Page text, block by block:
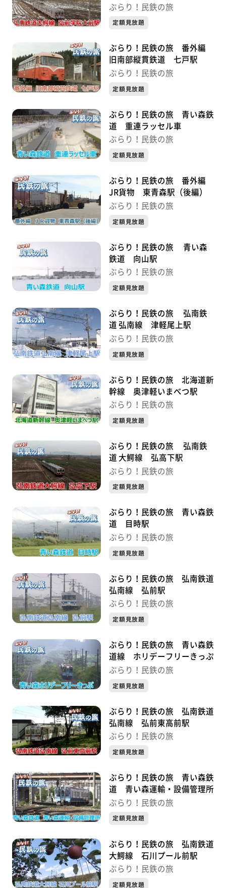
ぶらり！民鉄の旅
定額見放題
ぶらり！民鉄の旅 番外編
旧南部縦貫鉄道 七戸駅
ぶらり！民鉄の旅
定額見放題
ぶらり！民鉄の旅 青い森鉄
道 重連ラッセル車
ぶらり！民鉄の旅
定額見放題
ぶらり！民鉄の旅 番外編
JR貨物 東青森駅（後編）
ぶらり！民鉄の旅
定額見放題
ぶらり！民鉄の旅 青い森
鉄道 向山駅
ぶらり！民鉄の旅
定額見放題
ぶらり！民鉄の旅 弘南鉄
道 弘南線 津軽尾上駅
ぶらり！民鉄の旅
定額見放題
ぶらり！民鉄の旅 北海道新
幹線 奥津軽いまべつ駅
ぶらり！民鉄の旅
定額見放題
ぶらり！民鉄の旅 弘南鉄
道 大鰐線 弘高下駅
ぶらり！民鉄の旅
定額見放題
ぶらり！民鉄の旅 青い森鉄
道 目時駅
ぶらり！民鉄の旅
定額見放題
ぶらり！民鉄の旅 弘南鉄道
弘南線 弘前駅
ぶらり！民鉄の旅
定額見放題
ぶらり！民鉄の旅 青い森鉄
道線 ホリデーフリーきっぷ
ぶらり！民鉄の旅
定額見放題
ぶらり！民鉄の旅 弘南鉄道
弘南線 弘前東高前駅
ぶらり！民鉄の旅
定額見放題
ぶらり！民鉄の旅 青い森鉄
道 青い森運輸・設備管理所
ぶらり！民鉄の旅
定額見放題
ぶらり！民鉄の旅 弘南鉄道
大鰐線 石川プール前駅
ぶらり！民鉄の旅
定額見放題